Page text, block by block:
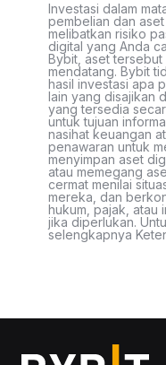
Investasi dalam
pembelian dan
melibatkan risiko
digital yang Anda
Bybit, aset tersebut
mendatang. Bybit
hasil investasi apa
lain yang disajikan
yang tersedia
untuk tujuan
nasihat keuangan
penawaran untuk
menyimpan aset
atau memegang
cermat menilai
mereka, dan
hukum, pajak, atau
jika diperlukan.
selengkapnya